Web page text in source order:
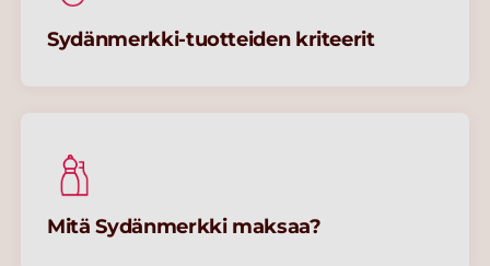
Sydänmerkki-tuotteiden kriteerit
Mitä Sydänmerkki maksaa?